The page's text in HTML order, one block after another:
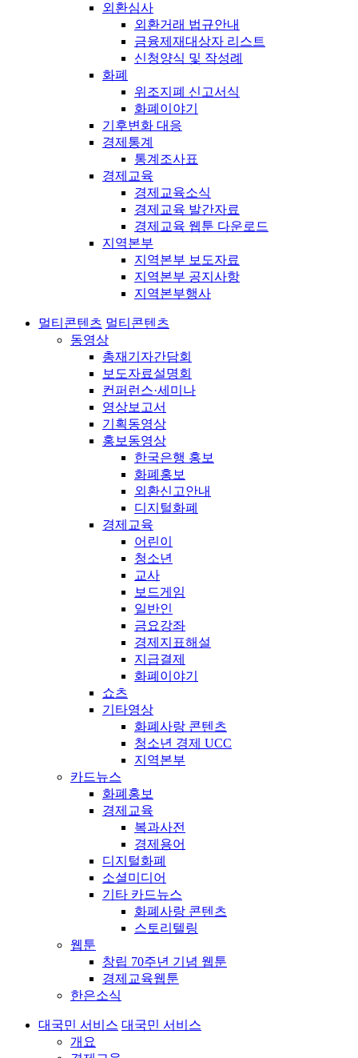
외환심사
외환거래 법규안내
금융제재대상자 리스트
신청양식 및 작성례
화폐
위조지폐 신고서식
화폐이야기
기후변화 대응
경제통계
통계조사표
경제교육
경제교육소식
경제교육 발간자료
경제교육 웹툰 다운로드
지역본부
지역본부 보도자료
지역본부 공지사항
지역본부행사
멀티콘텐츠 멀티콘텐츠
동영상
총재기자간담회
보도자료설명회
컨퍼런스·세미나
영상보고서
기획동영상
홍보동영상
한국은행 홍보
화폐홍보
외환신고안내
디지털화폐
경제교육
어린이
청소년
교사
보드게임
일반인
금요강좌
경제지표해설
지급결제
화폐이야기
쇼츠
기타영상
화폐사랑 콘텐츠
청소년 경제 UCC
지역본부
카드뉴스
화폐홍보
경제교육
복과사전
경제용어
디지털화폐
소셜미디어
기타 카드뉴스
화폐사랑 콘텐츠
스토리텔링
웹툰
창립 70주년 기념 웹툰
경제교육웹툰
한은소식
대국민 서비스 대국민 서비스
개요